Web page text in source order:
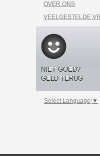
OVER ONS
VEELGESTELDE
NIET GOED?
GELD TERUG
Select Language ▼